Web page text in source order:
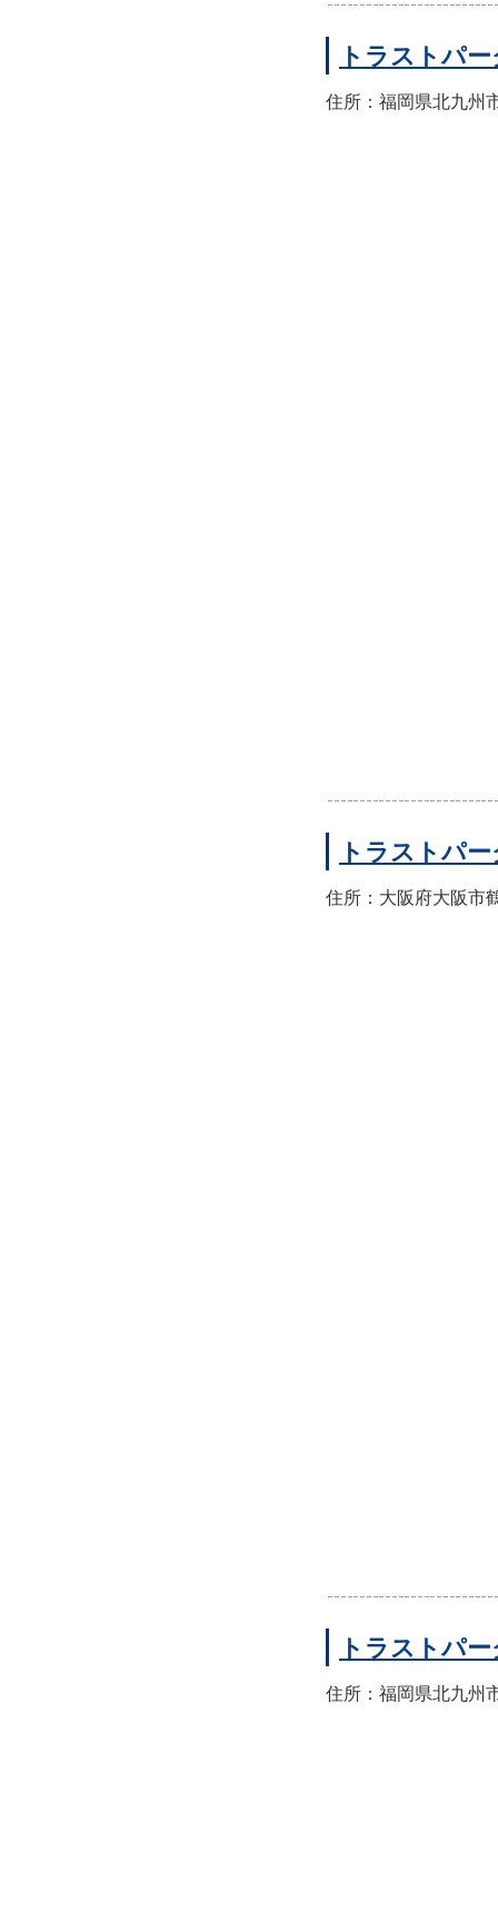
トラストパ
住所：福岡県北九州
トラストパ
住所：大阪府大阪市
トラストパ
住所：福岡県北九州